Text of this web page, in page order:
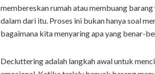
membereskan rumah atau membuang
dalam dari itu. Proses ini bukan hanya soal
bagaimana kita menyaring apa yang benar-
Decluttering adalah langkah awal untuk